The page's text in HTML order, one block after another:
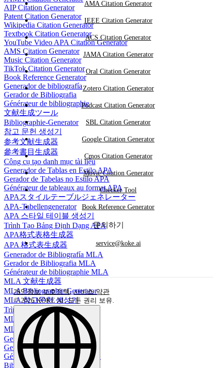
AIP Citation Generator
Patent Citation Generator
Wikipedia Citation Generator
Textbook Citation Generator
YouTube Video APA Citation Generator
AMS Citation Generator
Music Citation Generator
TikTok Citation Generator
Book Reference Generator
Generador de bibliografía
Gerador de Bibliografia
Générateur de bibliographie
文献生成ツール
Bibliographie-Generator
참고 문헌 생성기
参考文献生成器
參考書目生成器
Công cụ tạo danh mục tài liệu
Generador de Tablas en Estilo APA
Gerador de Tabelas no Estilo APA
Générateur de tableaux au format APA
APAスタイルテーブルジェネレーター
APA-Tabellengenerator
APA 스타일 테이블 생성기
Trình Tạo Bảng Định Dạng APA
APA格式表格生成器
APA 格式表生成器
Generador de Bibliografía MLA
Gerador de Bibliografia MLA
Générateur de bibliographie MLA
MLA 文献生成器
MLA Bibliographie Generator
MLA 참고문헌 생성기
Trình tạo Thư mục MLA
MLA参考书目生成器
MLA 參考文獻生成器
Generador de Citas BibTeX
Gerador de Citações BibTeX
Générateur de citations BibTeX
BibTeX引用生成器
AMA Citation Generator
IEEE Citation Generator
ACS Citation Generator
JAMA Citation Generator
Oral Citation Generator
Zotero Citation Generator
Podcast Citation Generator
SBL Citation Generator
Google Citation Generator
Cmos Citation Generator
Movie Citation Generator
Checker Tool
Book Reference Generator
문의하기
service@koke.ai
개인정보 보호정책,서비스 약관
© 2026 KOKE AI. 모든 권리 보유.